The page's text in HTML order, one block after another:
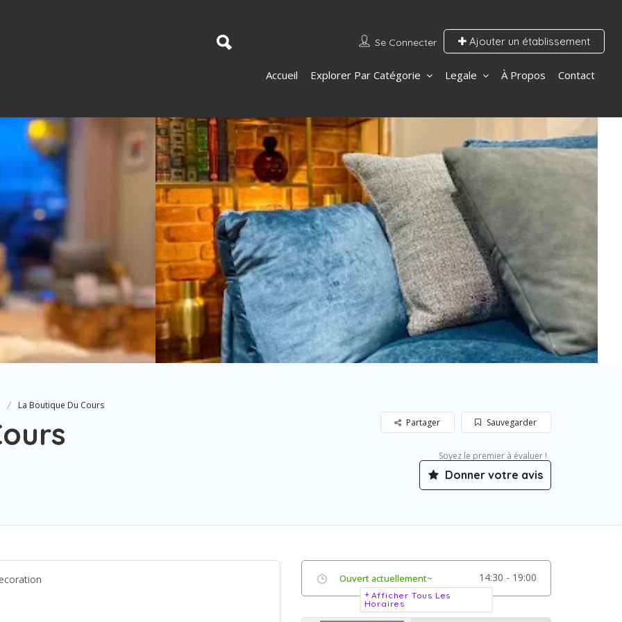
Se Connecter Ajouter un établissement
Accueil Explorer Par Catégorie Legale À Propos Contact
La Boutique Du Cours
Sauvegarder
Partager
Soyez le premier à évaluer !
Donner votre avis
Ouvert actuellement~ 14:30 - 19:00
Afficher Tous Les
Horaires